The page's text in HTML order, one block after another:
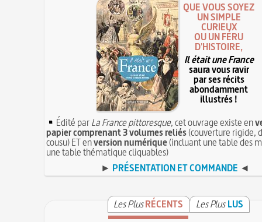
QUE VOUS SOYEZ
UN SIMPLE
CURIEUX
OU UN FÉRU
D'HISTOIRE,
Il était une France
saura vous ravir
par ses récits
abondamment
illustrés !
Édité parLa France pittoresque, cet ouvrage existe en
papier comprenant 3 volumes reliés(couverture rigide,
cousu) ET enversion numérique(incluant une table des
une table thématique cliquables)
► PRÉSENTATION ET COMMANDE ◄
Les PlusRÉCENTS Les Plus LUS